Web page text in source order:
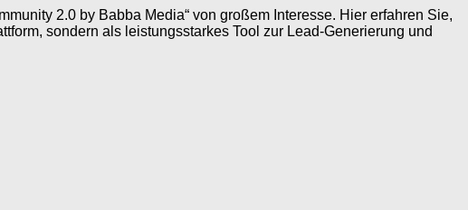
2.0 by Babba Media“ von großem Interesse. Hier erfahren Sie,
sondern als leistungsstarkes Tool zur Lead-Generierung und